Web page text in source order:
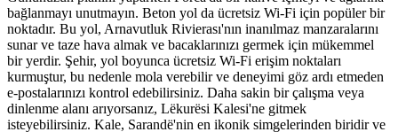
bağlanmayı unutmayın. Beton yol da ücretsiz Wi-Fi için popüler bir
noktadır. Bu yol, Arnavutluk Rivierası'nın inanılmaz manzaralarını
sunar ve taze hava almak ve bacaklarınızı germek için mükemmel
bir yerdir. Şehir, yol boyunca ücretsiz Wi-Fi erişim noktaları
kurmuştur, bu nedenle mola verebilir ve deneyimi göz ardı etmeden
e-postalarınızı kontrol edebilirsiniz. Daha sakin bir çalışma veya
dinlenme alanı arıyorsanız, Lëkurësi Kalesi'ne gitmek
isteyebilirsiniz. Kale, Sarandë'nin en ikonik simgelerinden biridir ve